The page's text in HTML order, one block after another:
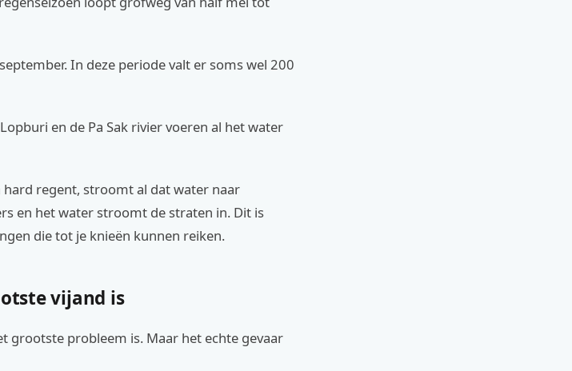
In deze periode valt er soms wel 200
en de Pa Sak rivier voeren al het water
regent, stroomt al dat water naar
en het water stroomt de straten in. Dit is
die tot je knieën kunnen reiken.
vijand is
grootste probleem is. Maar het echte gevaar